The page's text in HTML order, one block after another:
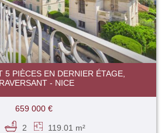
5 PIÈCES EN DERNIER ÉTAGE,
- NICE
659 000 €
2 119.01 m²